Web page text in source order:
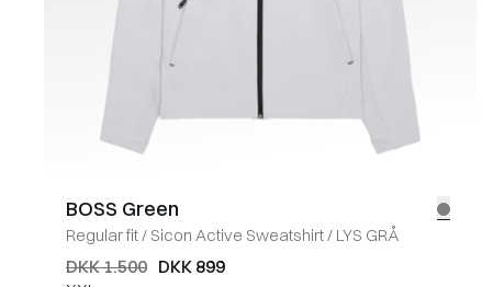
BOSS Green
Regular fit/ Sicon Active Sweatshirt/ LYS GRÅ
DKK 1.500 DKK 899